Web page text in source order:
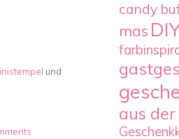
und
candy
mas
aus